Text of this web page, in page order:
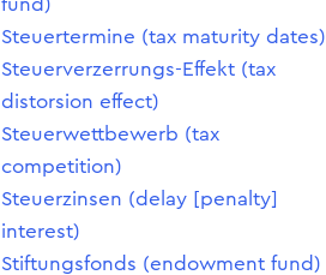
fund)
Steuertermine (tax maturity dates)
Steuerverzerrungs-Effekt (tax
distorsion effect)
Steuerwettbewerb (tax
competition)
Steuerzinsen (delay [penalty]
interest)
Stiftungsfonds (endowment fund)